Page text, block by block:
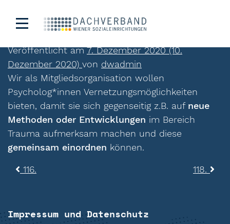
117.
Veröffentlicht am7. Dezember 2020(10.
Dezember 2020) von dwadmin
Wir als Mitgliedsorganisation wollen
Psycholog*innen Vernetzungsmöglichkeiten
bieten, damit sie sich gegenseitig z.B. auf neue
Methoden oder Entwicklungen im Bereich
Trauma aufmerksam machen und diese
gemeinsam einordnen können.
Beitragsnavigation
116. 118.
Impressum und Datenschutz